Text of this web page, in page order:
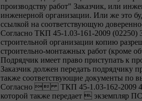
производству работ" Заказчик, или
инженерной организации. Или же это
ссылкой на соответствующую
Согласно ТКП 45-1.03-161-2009 (02250)
строительной организации копию
строительно-монтажных работ (кроме
Подрядчик имеет право приступать к
Заказчик должен передать подрядчику
также соответствующие документы по
Согласно  ТКП 45-1.03-162-2009 4.2
которой также передает  экземпляр